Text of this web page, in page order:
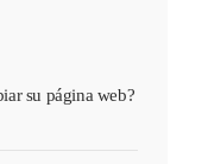
su página web?